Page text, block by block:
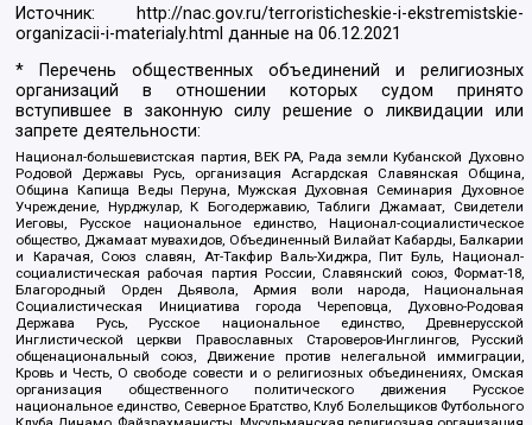
Источник:
http://nac.gov.ru/terroristicheskie-i-ekstremistskie-
organizacii-i-materialy.html данные на06.12.2021
* Перечень общественных объединений и религиозных
организаций в отношении которых судом принято
вступившее в законную силу решение о ликвидации или
запрете деятельности:
Национал-большевистская партия, ВЕК РА, Рада земли Кубанской Духовно
Родовой Державы Русь, организация Асгардская Славянская Община,
Община Капища Веды Перуна, Мужская Духовная Семинария Духовное
Учреждение, Нурджулар, К Богодержавию, Таблиги Джамаат, Свидетели
Иеговы, Русское национальное единство, Национал-социалистическое
общество, Джамаат мувахидов, Объединенный Вилайат Кабарды, Балкарии
и Карачая, Союз славян, Ат-Такфир Валь-Хиджра, Пит Буль, Национал-
социалистическая рабочая партия России, Славянский союз, Формат-18,
Благородный Орден Дьявола, Армия воли народа, Национальная
Социалистическая Инициатива города Череповца, Духовно-Родовая
Держава Русь, Русское национальное единство, Древнерусской
Инглистической церкви Православных Староверов-Инглингов, Русский
общенациональный союз, Движение против нелегальной иммиграции,
Кровь и Честь, О свободе совести и о религиозных объединениях, Омская
организация общественного политического движения Русское
национальное единство, Северное Братство, Клуб Болельщиков Футбольного